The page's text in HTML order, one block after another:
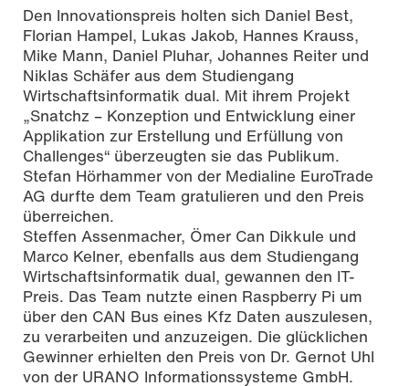
Den Innovationspreis holten sich Daniel Best,
Florian Hampel, Lukas Jakob, Hannes Krauss,
Mike Mann, Daniel Pluhar, Johannes Reiter und
Niklas Schäfer aus dem Studiengang
Wirtschaftsinformatik dual. Mit ihrem Projekt
„Snatchz – Konzeption und Entwicklung einer
Applikation zur Erstellung und Erfüllung von
Challenges“ überzeugten sie das Publikum.
Stefan Hörhammer von der Medialine EuroTrade
AG durfte dem Team gratulieren und den Preis
überreichen.
Steffen Assenmacher, Ömer Can Dikkule und
Marco Kelner, ebenfalls aus dem Studiengang
Wirtschaftsinformatik dual, gewannen den IT-
Preis. Das Team nutzte einen Raspberry Pi um
über den CAN Bus eines Kfz Daten auszulesen,
zu verarbeiten und anzuzeigen. Die glücklichen
Gewinner erhielten den Preis von Dr. Gernot Uhl
von der URANO Informationssysteme GmbH.